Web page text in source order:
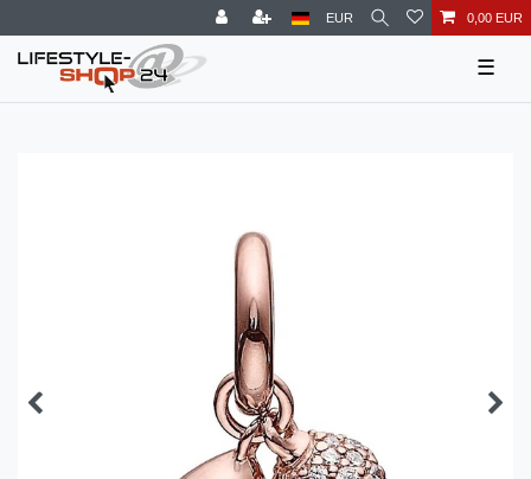
EUR 0,00 EUR
☰